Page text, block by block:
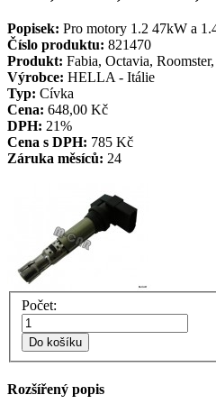
Popisek: Pro motory 1.2 47kW a
Číslo produktu: 821470
Produkt: Fabia, Octavia,
Výrobce: HELLA - Itálie
Typ: Cívka
Cena: 648,00 Kč
DPH: 21%
Cena s DPH: 785 Kč
Záruka měsíců: 24
Počet:
Do košíku
Rozšířený popis